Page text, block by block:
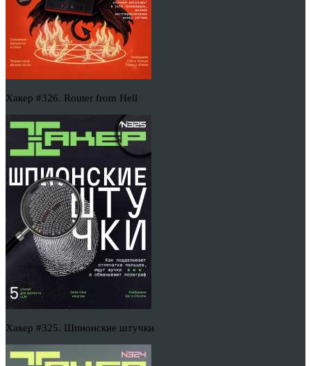
Хакер #326. Router from Hell
Хакер #325. Шпионские штучки